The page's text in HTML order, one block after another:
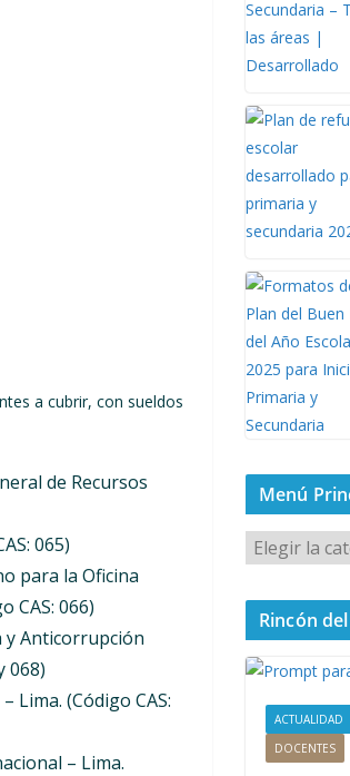
a cubrir, con sueldos
de Recursos
065)
para la Oficina
CAS: 066)
y Anticorrupción
068)
(Código CAS:
– Lima.
Menú
M
e
n
P
Rincón
ACTUALIDAD
DOCENTES